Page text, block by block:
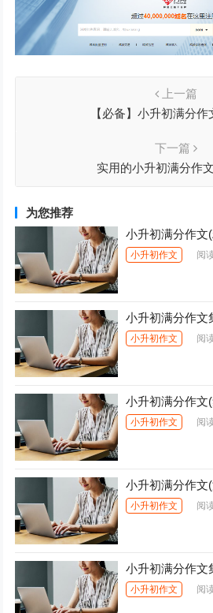
上一篇
【必备】小升初满分作
下一篇
实用的小升初满分作
为您推荐
小升初满分作文
小升初作文 阅
小升初满分作文
小升初作文 阅
小升初满分作文
小升初作文 阅
小升初满分作文
小升初作文 阅
小升初满分作文
小升初作文 阅